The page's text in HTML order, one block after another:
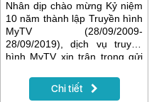
Nhân dịp chào mừng Kỷ niệm
10 năm thành lập Truyền hình
MyTV (28/09/2009-
28/09/2019), dịch vụ truyền
hình MyTV xin trân trọng gửi
dung hot đặc sắc nhất, với hi
vọng sẽ mang lại cho quý
Chi tiết